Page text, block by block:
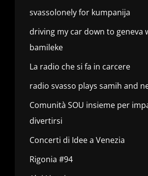
svassolonely for kumpanija
driving my car down to geneva
bamileke
La radio che si fa in carcere
radio svasso plays samih and
Comunità SOU insieme per
divertirsi
Concerti di Idee a Venezia
Rigonia #94